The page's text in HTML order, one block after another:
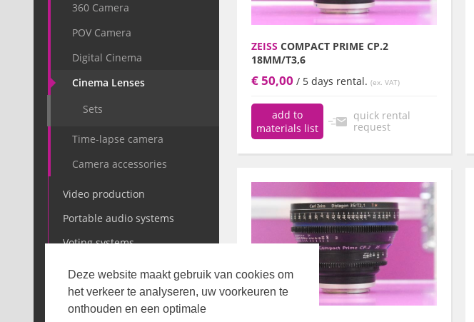
Deze website maakt gebruik van cookies om
het verkeer te analyseren, uw voorkeuren te
onthouden en een optimale
360 Camera
POV Camera
Digital Cinema
Cinema Lenses
Sets
Time-lapse camera
Camera accessories
Video production
Portable audio systems
Voting systems
IT
Audio
Light
ZEISS COMPACT PRIME CP.2
18MM/T3,6
€ 50,00 / 5 days rental. (ex. VAT)
add to
materials list
quick rental
request